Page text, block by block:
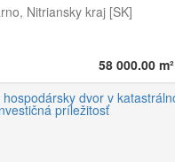
Nitriansky kraj [SK]
58 000.00 m²